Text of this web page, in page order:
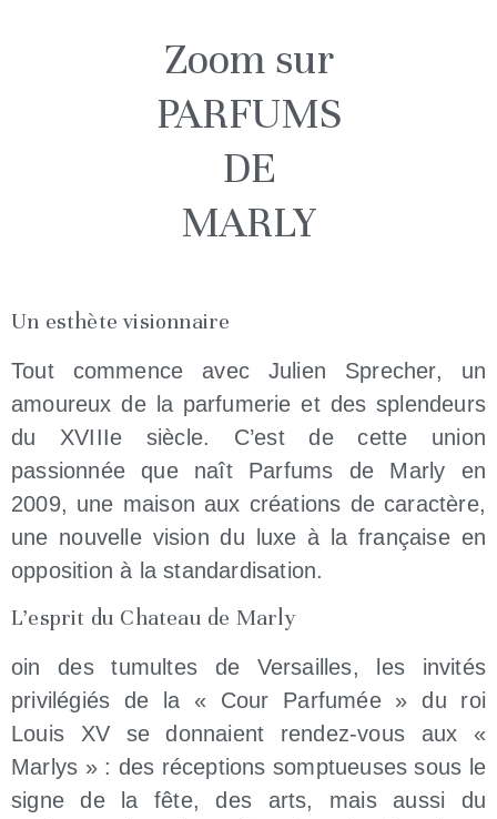
Zoom sur
PARFUMS
DE
MARLY
Un esthète visionnaire
Tout commence avec Julien Sprecher, un
amoureux de la parfumerie et des splendeurs
du XVIIIe siècle. C’est de cette union
passionnée que naît Parfums de Marly en
2009, une maison aux créations de caractère,
une nouvelle vision du luxe à la française en
opposition à la standardisation.
L’esprit du Chateau de Marly
oin des tumultes de Versailles, les invités
privilégiés de la « Cour Parfumée » du roi
Louis XV se donnaient rendez-vous aux «
Marlys » : des réceptions somptueuses sous le
signe de la fête, des arts, mais aussi du